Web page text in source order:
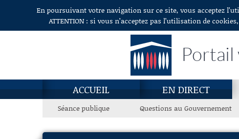
Aller au contenuEn poursuivant votre navigation sur ce site, vous acceptez
ATTENTION : si vous n’acceptez pas l’utilisation de
Portail
ACCUEIL EN DIRECT
Séance publique Questions au Gouvernement